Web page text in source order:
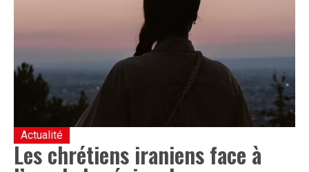
Actualité
Les chrétiens iraniens face à